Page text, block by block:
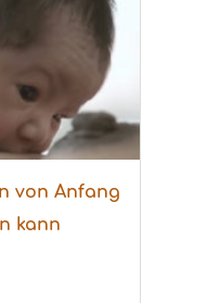
von Anfang
kann